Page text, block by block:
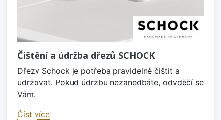
Čištění a údržba dřezů SCHOCK
Dřezy Schock je potřeba pravidelně čištit a
udržovat. Pokud údržbu nezanedbáte, odvděčí se
Vám.
Číst více